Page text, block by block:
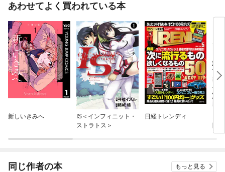
あわせてよく買われている本
新しいきみへ
IS＜インフィニット・
ストラトス＞
日経トレンディ
間
て
同じ作者の本 もっと見る